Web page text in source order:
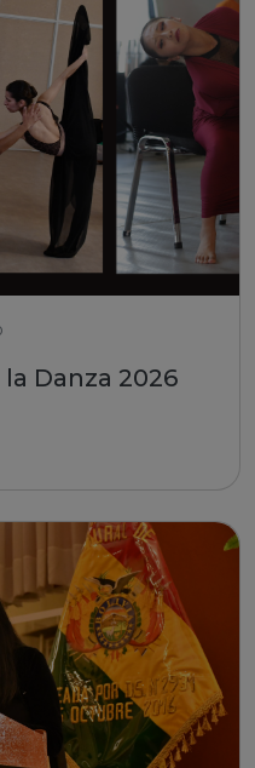
Danza 2026